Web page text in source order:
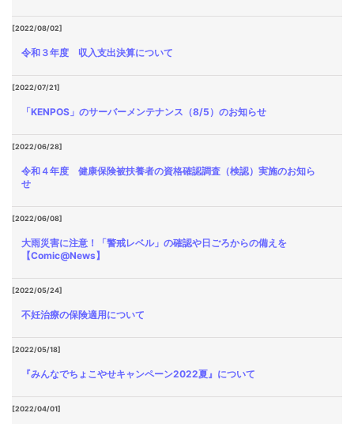
[2022/08/02]
令和３年度 収入支出決算について
[2022/07/21]
「KENPOS」のサーバーメンテナンス（8/5）のお知らせ
[2022/06/28]
令和４年度 健康保険被扶養者の資格確認調査（検認）実施のお知ら
せ
[2022/06/08]
大雨災害に注意！「警戒レベル」の確認や日ごろからの備えを
【Comic@News】
[2022/05/24]
不妊治療の保険適用について
[2022/05/18]
『みんなでちょこやせキャンペーン2022夏』について
[2022/04/01]